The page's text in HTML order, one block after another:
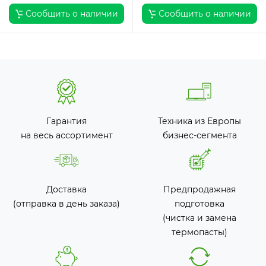
Сообщить о наличии Сообщить о наличии
Гарантия
на весь ассортимент
Техника из Европы
бизнес-сегмента
Доставка
(отправка в день заказа)
Предпродажная
подготовка
(чистка и замена
термопасты)